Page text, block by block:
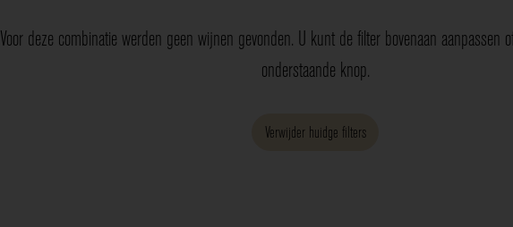
Voor deze combinatie werden geen wijnen gevonden. U kunt de filter bovenaan aanpassen
onderstaande knop.
Verwijder huidge filters